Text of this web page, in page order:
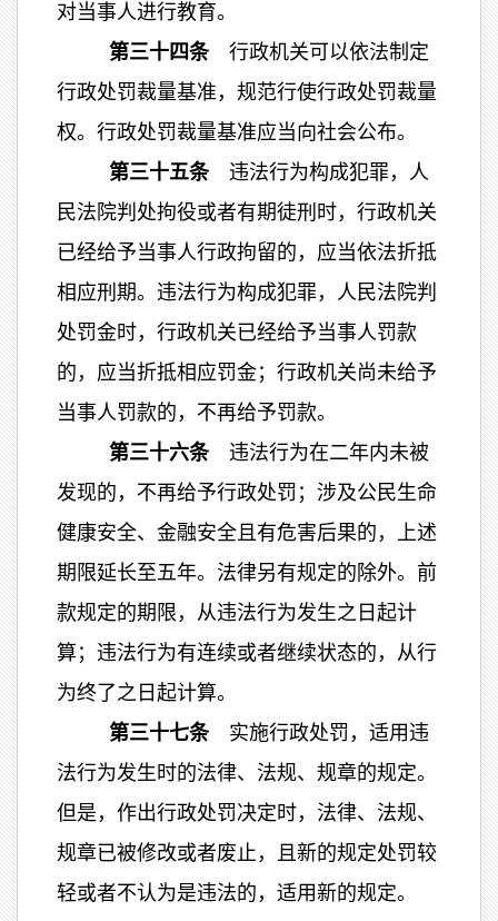
对当事人进行教育。
第三十四条行政机关可以依法制定
行政处罚裁量基准，规范行使行政处罚裁量
权。行政处罚裁量基准应当向社会公布。
第三十五条违法行为构成犯罪，人
民法院判处拘役或者有期徒刑时，行政机关
已经给予当事人行政拘留的，应当依法折抵
相应刑期。违法行为构成犯罪，人民法院判
处罚金时，行政机关已经给予当事人罚款
的，应当折抵相应罚金；行政机关尚未给予
当事人罚款的，不再给予罚款。
第三十六条违法行为在二年内未被
发现的，不再给予行政处罚；涉及公民生命
健康安全、金融安全且有危害后果的，上述
期限延长至五年。法律另有规定的除外。前
款规定的期限，从违法行为发生之日起计
算；违法行为有连续或者继续状态的，从行
为终了之日起计算。
第三十七条实施行政处罚，适用违
法行为发生时的法律、法规、规章的规定。
但是，作出行政处罚决定时，法律、法规、
规章已被修改或者废止，且新的规定处罚较
轻或者不认为是违法的，适用新的规定。